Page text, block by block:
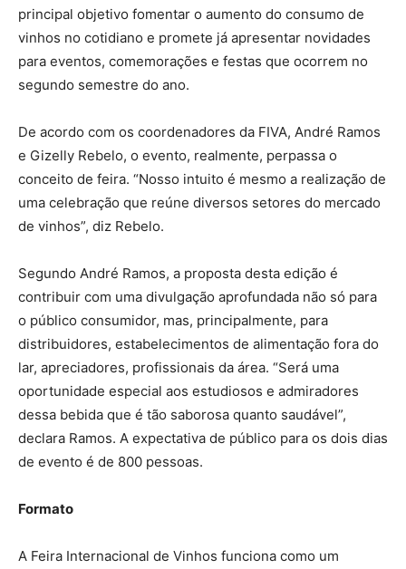
principal objetivo fomentar o aumento do consumo de
vinhos no cotidiano e promete já apresentar novidades
para eventos, comemorações e festas que ocorrem no
segundo semestre do ano.
De acordo com os coordenadores da FIVA, André Ramos
e Gizelly Rebelo, o evento, realmente, perpassa o
conceito de feira. “Nosso intuito é mesmo a realização de
uma celebração que reúne diversos setores do mercado
de vinhos”, diz Rebelo.
Segundo André Ramos, a proposta desta edição é
contribuir com uma divulgação aprofundada não só para
o público consumidor, mas, principalmente, para
distribuidores, estabelecimentos de alimentação fora do
lar, apreciadores, profissionais da área. “Será uma
oportunidade especial aos estudiosos e admiradores
dessa bebida que é tão saborosa quanto saudável”,
declara Ramos. A expectativa de público para os dois dias
de evento é de 800 pessoas.
Formato
A Feira Internacional de Vinhos funciona como um